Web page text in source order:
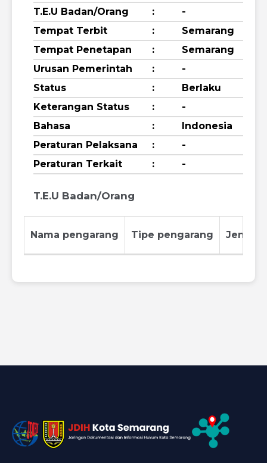
T.E.U Badan/Orang
:
-
Tempat Terbit
:
Semarang
Tempat Penetapan
:
Semarang
Urusan Pemerintah
:
-
Status
:
Berlaku
Keterangan Status
:
-
Bahasa
:
Indonesia
Peraturan Pelaksana
:
-
Peraturan Terkait
: -
T.E.U Badan/Orang
Nama pengarang Tipe pengarang Jenis